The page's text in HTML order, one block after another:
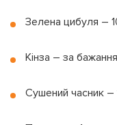
Зелена цибуля –
Кінза – за
Сушений часник –